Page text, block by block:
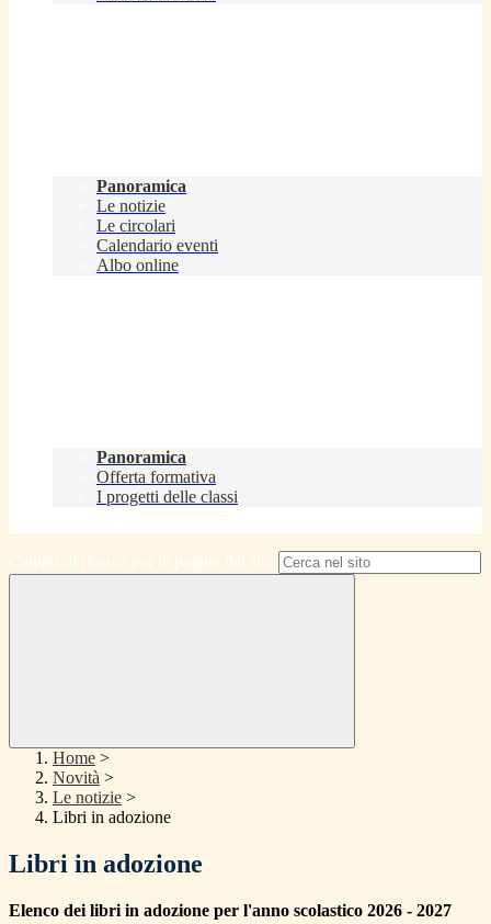
Panoramica
Le notizie
Le circolari
Calendario eventi
Albo online
Panoramica
Offerta formativa
I progetti delle classi
Campo di ricerca per le pagine del sito
Home >
Novità >
Le notizie >
Libri in adozione
Libri in adozione
Elenco dei libri in adozione per l'anno scolastico 2026 - 2027